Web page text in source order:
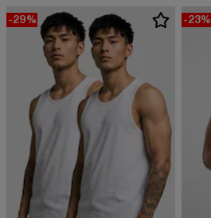
-29% -23%